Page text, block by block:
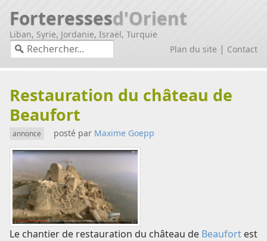
Forteressesd'Orient
Liban, Syrie, Jordanie, Israël, Turquie
Plan du site | Contact
Restauration du château de
Beaufort
annonce posté par Maxime Goepp
Le chantier de restauration du château de Beaufort est